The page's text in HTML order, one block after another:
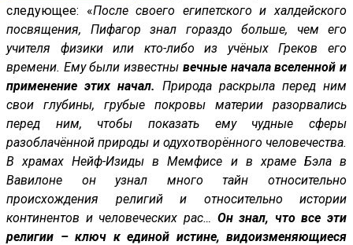
следующее: «После своего египетского и халдейского
посвящения, Пифагор знал гораздо больше, чем его
учителя физики или кто-либо из учёных Греков его
времени. Ему были известны вечные начала вселенной и
применение этих начал. Природа раскрыла перед ним
свои глубины, грубые покровы материи разорвались
перед ним, чтобы показать ему чудные сферы
разоблачённой природы и одухотворённого человечества.
В храмах Нейф-Изиды в Мемфисе и в храме Бэла в
Вавилоне он узнал много тайн относительно
происхождения религий и относительно истории
континентов и человеческих рас… Он знал, что все эти
религии – ключ к единой истине, видоизменяющиеся